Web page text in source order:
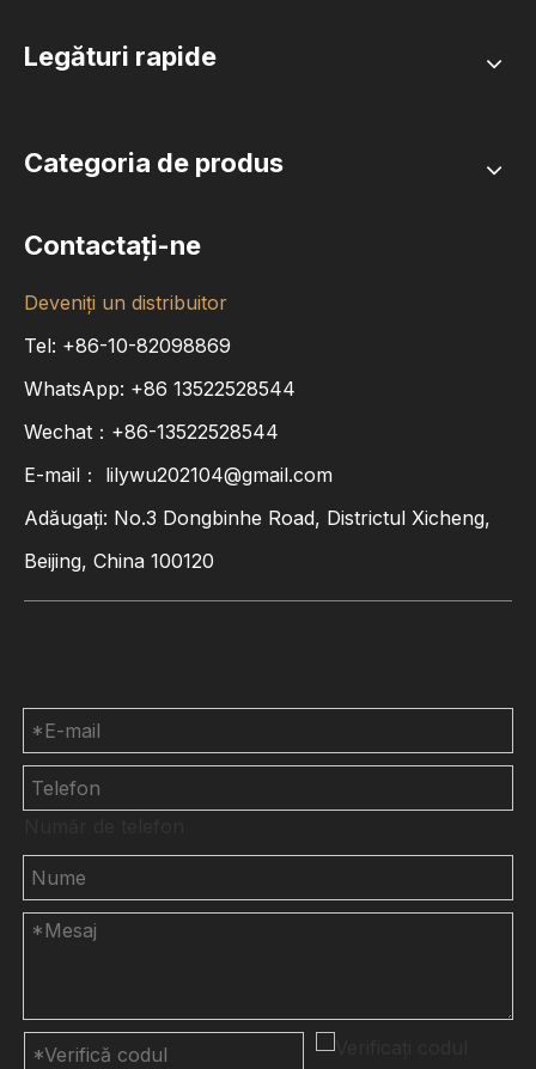
Legături rapide
Categoria de produs
Contactaţi-ne
Deveniți un distribuitor
Tel: +86-10-82098869
WhatsApp: +86 13522528544
Wechat：+86-13522528544
E-mail： lilywu202104@gmail.com
Adăugați: No.3 Dongbinhe Road, Districtul Xicheng,
Beijing, China 100120